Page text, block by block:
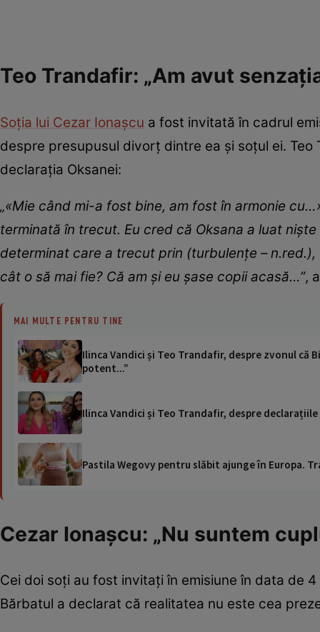
Teo Trandafir: „Am avut
Soția lui Cezar Ionașcu a fost invitată în cadrul
despre presupusul divorț dintre ea și soțul ei.
declarația Oksanei:
„«Mie când mi-a fost bine, am fost în armonie
terminată în trecut. Eu cred că Oksana a luat
determinat care a trecut prin (turbulențe –
cât o să mai fie? Că am și eu șase copii acasă…”,
MAI MULTE PENTRU TINE
Ilinca Vandici și Teo Trandafir, despre zvonul că
potent...”
Ilinca Vandici și Teo Trandafir, despre declarațiile
Pastila Wegovy pentru slăbit ajunge în Europa.
Cezar Ionașcu: „Nu suntem
Cei doi soți au fost invitați în emisiune în data de
Bărbatul a declarat că realitatea nu este cea